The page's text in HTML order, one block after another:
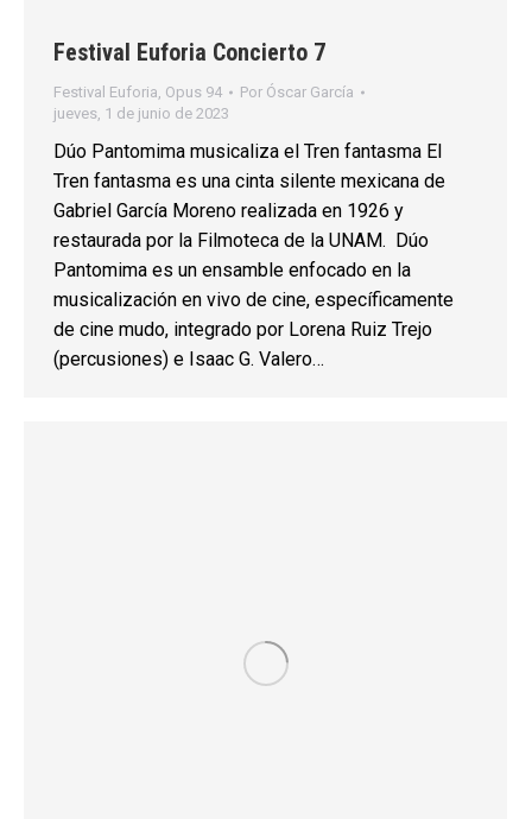
Festival Euforia Concierto 7
Festival Euforia, Opus 94 Por Óscar García
jueves, 1 de junio de 2023
Dúo Pantomima musicaliza el Tren fantasma El
Tren fantasma es una cinta silente mexicana de
Gabriel García Moreno realizada en 1926 y
restaurada por la Filmoteca de la UNAM. Dúo
Pantomima es un ensamble enfocado en la
musicalización en vivo de cine, específicamente
de cine mudo, integrado por Lorena Ruiz Trejo
(percusiones) e Isaac G. Valero…